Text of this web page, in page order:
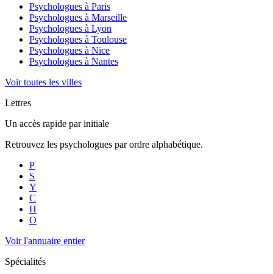
Psychologues à Paris
Psychologues à Marseille
Psychologues à Lyon
Psychologues à Toulouse
Psychologues à Nice
Psychologues à Nantes
Voir toutes les villes
Lettres
Un accès rapide par initiale
Retrouvez les psychologues par ordre alphabétique.
P
S
Y
C
H
O
Voir l'annuaire entier
Spécialités